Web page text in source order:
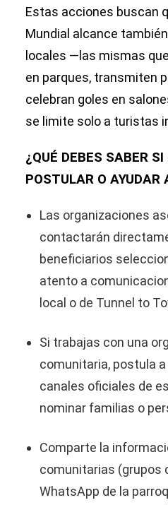
Estas acciones buscan
Mundial alcance
locales —las mismas
en parques, transmiten
celebran goles en
se limite solo a turistas
¿QUÉ DEBES SABER SI
POSTULAR O AYUDAR
Las organizaciones
contactarán
beneficiarios
atento a
local o de Tunnel to
Si trabajas con una
comunitaria, postula
canales oficiales de
nominar familias o
Comparte la
comunitarias (grupos
WhatsApp de la